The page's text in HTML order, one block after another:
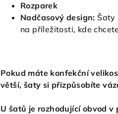
Rozparek
Nadčasový design: Šaty
na příležitosti, kde
Pokud máte konfekční
větší, šaty si přizpůsobíte
U šatů je rozhodující obvod v